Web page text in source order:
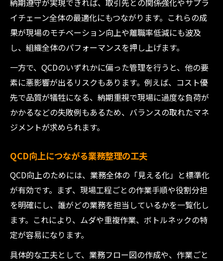
納期遵守が実現できれば、取引先との関係強化やサプラ
イチェーン全体の最適化にもつながります。これらの成
果が現場のモチベーション向上や離職率低減にも波及
し、組織全体のパフォーマンスを押し上げます。
一方で、QCDのいずれかに偏った管理を行うと、他の要
素に悪影響が出るリスクもあります。例えば、コスト優
先で品質が犠牲になる、納期重視で現場に過度な負荷が
かかるなどの失敗例もあるため、バランスの取れたマネ
ジメントが求められます。
QCD向上につながる業務整理の工夫
QCD向上のためには、業務全体の「見える化」と標準化
が有効です。まず、現場工程ごとの作業手順や役割分担
を明確にし、誰がどの業務を担当しているかを一覧化し
ます。これにより、ムダや重複作業、ボトルネックの特
定が容易になります。
具体的な工夫として、業務フロー図の作成や、作業ごと